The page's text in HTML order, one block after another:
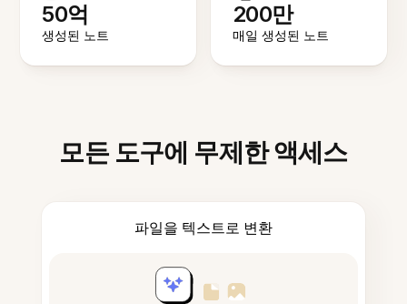
50억
생성된 노트
200만
매일 생성된 노트
모든 도구에 무제한 액세스
파일을 텍스트로 변환